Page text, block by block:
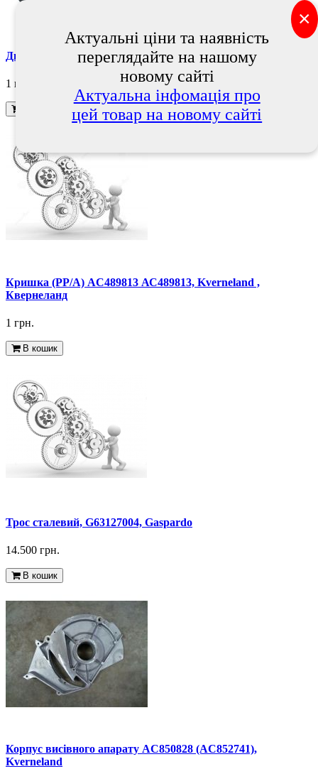
×
Актуальні ціни та наявність
переглядайте на нашому
новому сайті
Актуальна інфомація про
цей товар на новому сайті
Диск сошника D325 - 70 - 35x3 3490009 , Lemken
1 грн.
Кришка (PP/A) AC489813 АС489813, Kverneland ,
Квернеланд
1 грн.
В кошик
Трос сталевий, G63127004, Gaspardo
14.500 грн.
В кошик
Корпус висівного апарату AC850828 (AC852741),
Kverneland